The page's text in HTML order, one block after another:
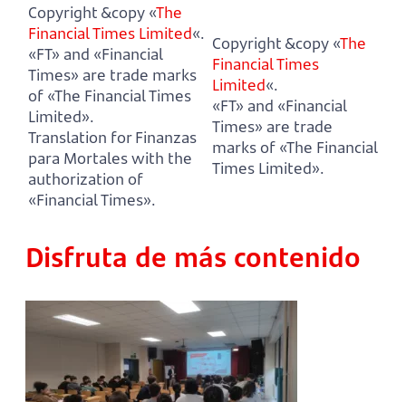
Copyright &copy «The
Financial Times Limited«.
«FT» and «Financial
Times» are trade marks
of «The Financial Times
Limited».
Translation for Finanzas
para Mortales with the
authorization of
«Financial Times».
Copyright &copy «The
Financial Times
Limited«.
«FT» and «Financial
Times» are trade
marks of «The Financial
Times Limited».
Disfruta de más contenido